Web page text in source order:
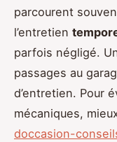
parcourent
l’entretien
parfois négligé.
passages au
d’entretien. Pour
mécaniques,
doccasion-